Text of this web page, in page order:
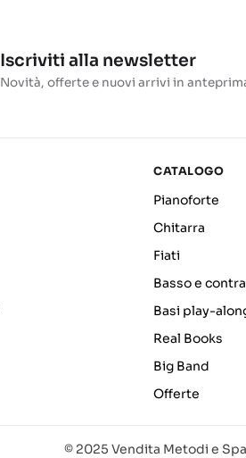
Iscriviti alla newsletter
Novità, offerte e nuovi arrivi in
CATALOGO
Pianoforte
Chitarra
Fiati
Basso e
Basi play-
Real Books
Big Band
Offerte
© 2025 Vendita Metodi e